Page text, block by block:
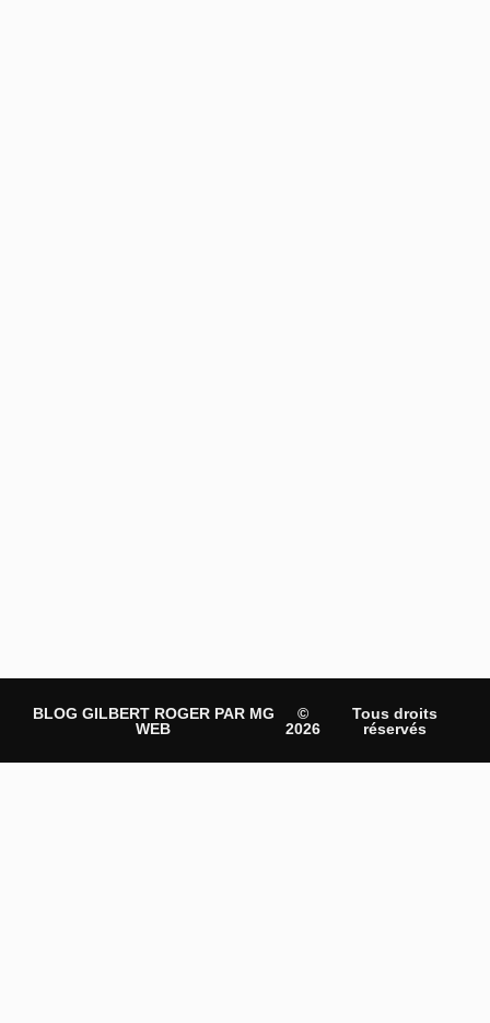
BLOG GILBERT ROGER PAR MG
WEB
©
2026
Tous droits
réservés